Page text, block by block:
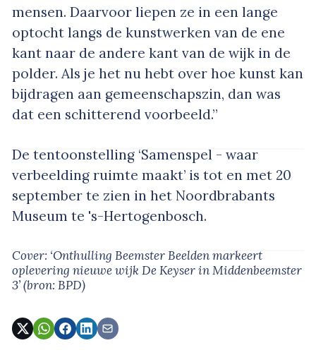
mensen. Daarvoor liepen ze in een lange
optocht langs de kunstwerken van de ene
kant naar de andere kant van de wijk in de
polder. Als je het nu hebt over hoe kunst kan
bijdragen aan gemeenschapszin, dan was
dat een schitterend voorbeeld.”
De tentoonstelling ‘Samenspel - waar
verbeelding ruimte maakt’ is tot en met 20
september te zien in het Noordbrabants
Museum te 's-Hertogenbosch.
Cover: ‘Onthulling Beemster Beelden markeert
oplevering nieuwe wijk De Keyser in Middenbeemster
3’(bron: BPD)